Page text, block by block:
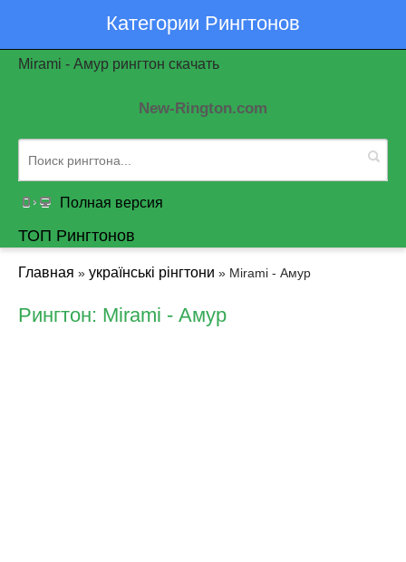
Категории Рингтонов
Mirami - Амур рингтон скачать
New-Rington.com
Полная версия
ТОП Рингтонов
Главная » українські рінгтони » Mirami - Амур
Рингтон: Mirami - Амур